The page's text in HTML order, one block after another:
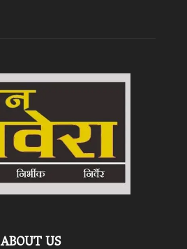
ABOUT US